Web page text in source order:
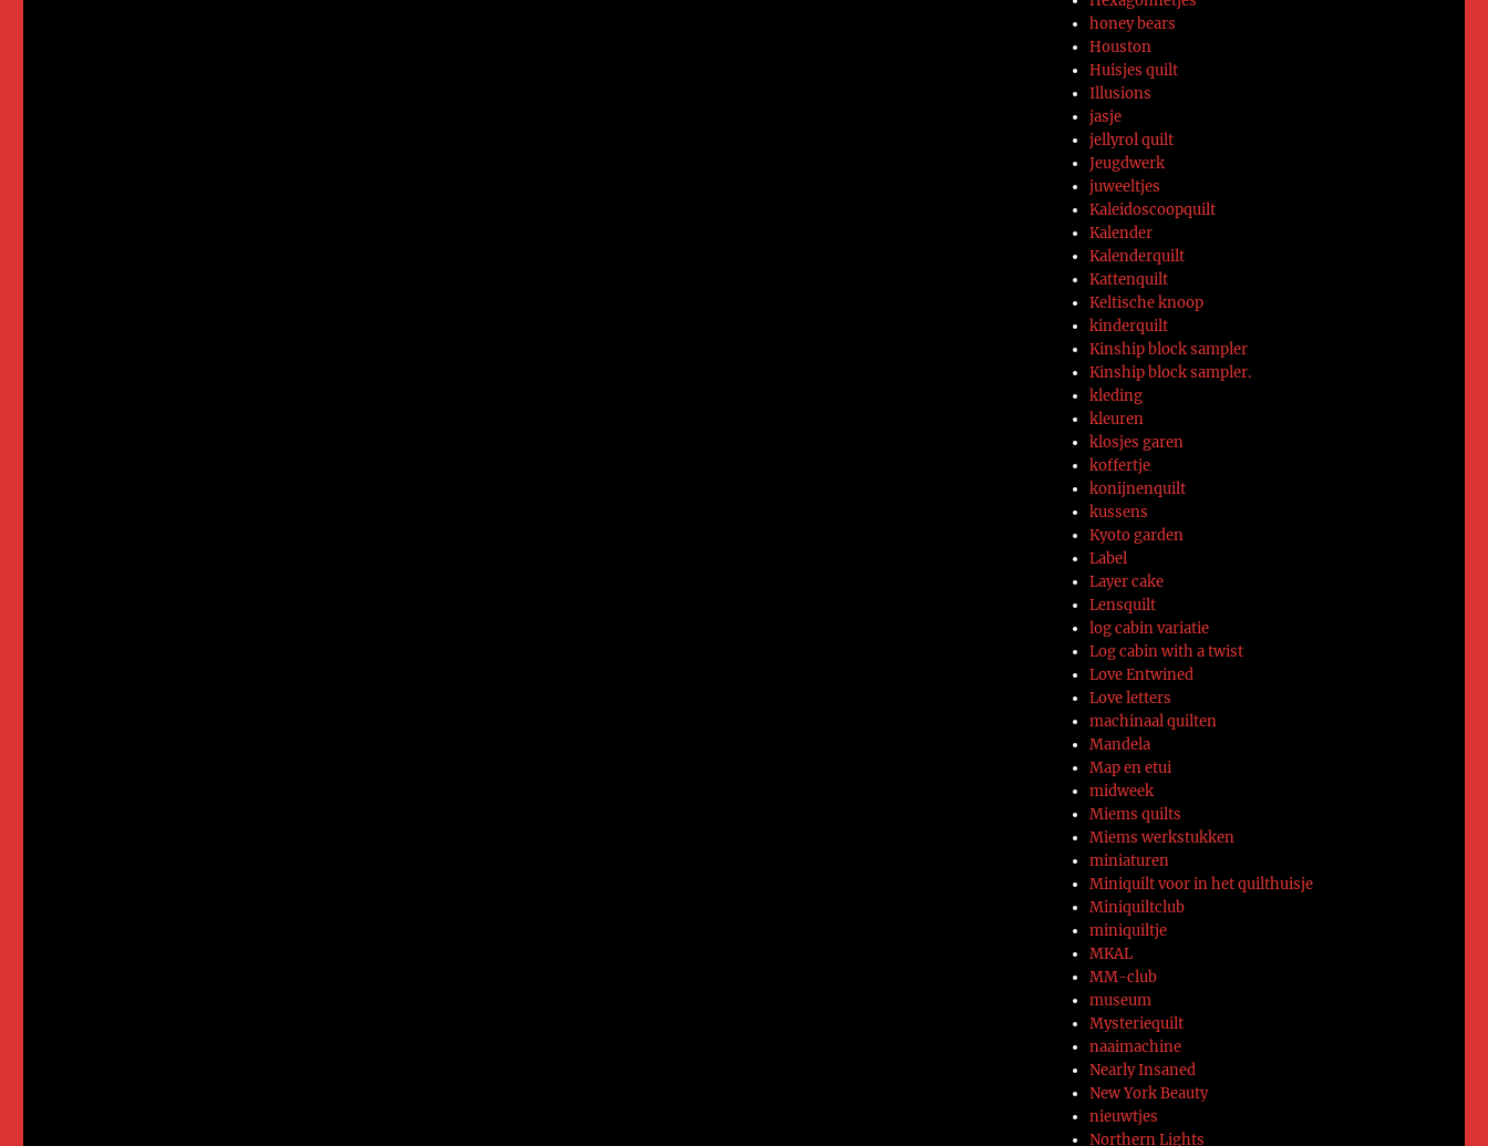
honey bears
Houston
Huisjes quilt
Illusions
jasje
jellyrol quilt
Jeugdwerk
juweeltjes
Kaleidoscoopquilt
Kalender
Kalenderquilt
Kattenquilt
Keltische knoop
kinderquilt
Kinship block sampler
Kinship block sampler.
kleding
kleuren
klosjes garen
koffertje
konijnenquilt
kussens
Kyoto garden
Label
Layer cake
Lensquilt
log cabin variatie
Log cabin with a twist
Love Entwined
Love letters
machinaal quilten
Mandela
Map en etui
midweek
Miems quilts
Miems werkstukken
miniaturen
Miniquilt voor in het quilthuisje
Miniquiltclub
miniquiltje
MKAL
MM-club
museum
Mysteriequilt
naaimachine
Nearly Insaned
New York Beauty
nieuwtjes
Northern Lights